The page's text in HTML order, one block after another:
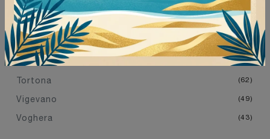
Milano
Mortara 40
Pavia 50
Stradella 46
Tortona 62
Vigevano 49
Voghera 43